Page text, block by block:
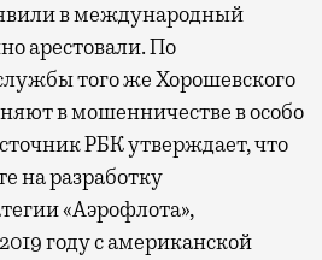
в международный
арестовали. По
того же Хорошевского
в мошенничестве в особо
РБК утверждает, что
на разработку
«Аэрофлота»,
году с американской